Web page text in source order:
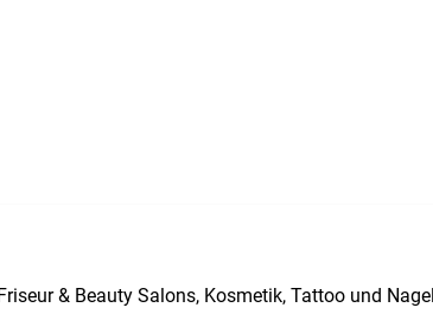
& Beauty Salons, Kosmetik, Tattoo und